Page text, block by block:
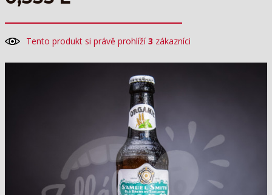
Tento produkt si právě prohlíží3 zákazníci